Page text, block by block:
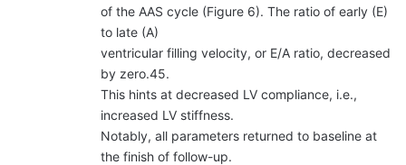
of the AAS cycle (Figure 6). The ratio of early (E)
to late (A)
ventricular filling velocity, or E/A ratio, decreased
by zero.45.
This hints at decreased LV compliance, i.e.,
increased LV stiffness.
Notably, all parameters returned to baseline at
the finish of follow-up.